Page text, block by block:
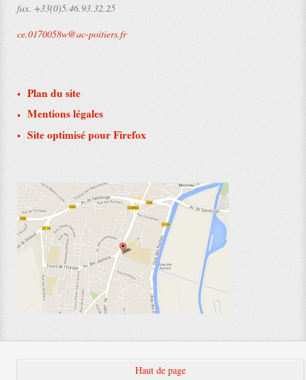
fax. +33(0)5.46.93.32.25
ce.0170058w@ac-poitiers.fr
Plan du site
Mentions légales
Site optimisé pour Firefox
Haut de page